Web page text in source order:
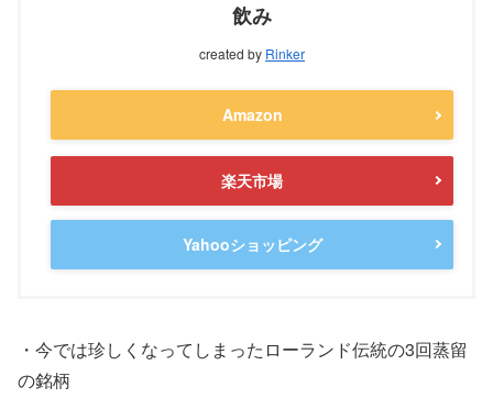
飲み
created by Rinker
Amazon
楽天市場
Yahooショッピング
・今では珍しくなってしまったローランド伝統の3回蒸留
の銘柄